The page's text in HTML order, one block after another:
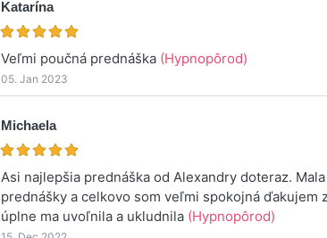
Katarína
Veľmi poučná prednáška (Hypnopôrod)
05. Jan 2023
Michaela
Asi najlepšia prednáška od Alexandry doteraz.
prednášky a celkovo som veľmi spokojná ďakujem
úplne ma uvoľnila a ukludnila (Hypnopôrod)